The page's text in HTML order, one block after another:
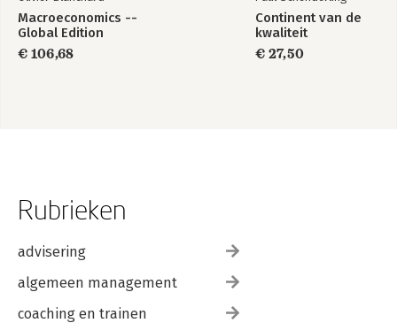
Macroeconomics --
Global Edition
€ 106,68
Continent van de
kwaliteit
€ 27,50
Rubrieken
advisering
algemeen management
coaching en trainen